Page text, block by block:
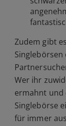
Zudem gibt
Wer ihr
ermahnt und
Singlebörse
für immer